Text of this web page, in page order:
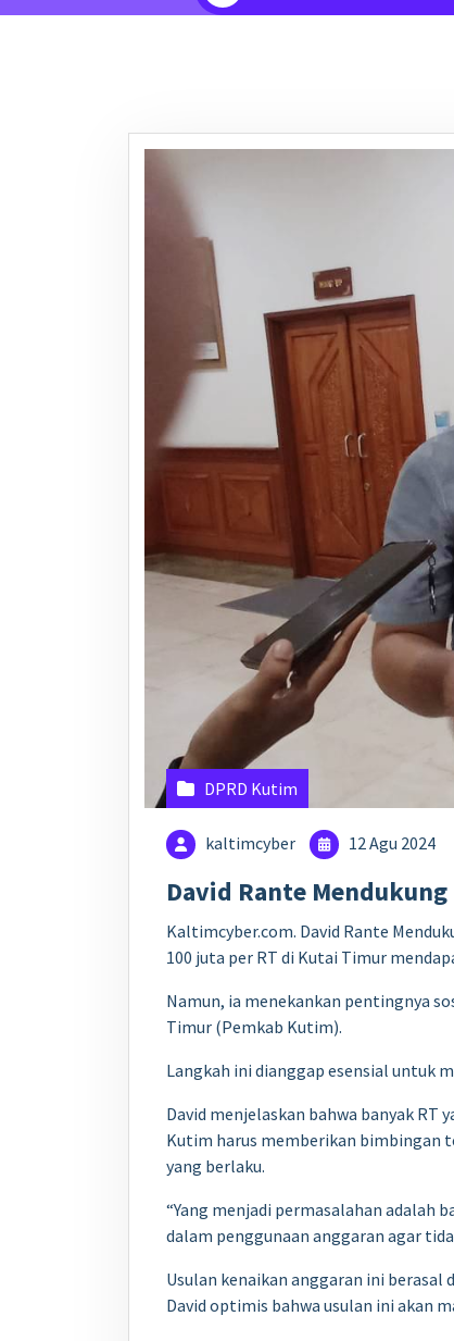
DPRD Kutim
kaltimcyber 12 Agu 2024
David Rante
Kaltimcyber.com. David Rante
100 juta per RT di Kutai Timur
Namun, ia menekankan pentingnya
Timur (Pemkab Kutim).
Langkah ini dianggap esensial untuk
David menjelaskan bahwa banyak
Kutim harus memberikan bimbingan
yang berlaku.
“Yang menjadi permasalahan adalah
dalam penggunaan anggaran agar
Usulan kenaikan anggaran ini
David optimis bahwa usulan ini akan